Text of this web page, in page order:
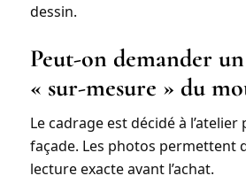
dessin.
Peut-on demander
« sur-mesure » du
Le cadrage est décidé à
façade. Les photos permettent
lecture exacte avant l’achat.